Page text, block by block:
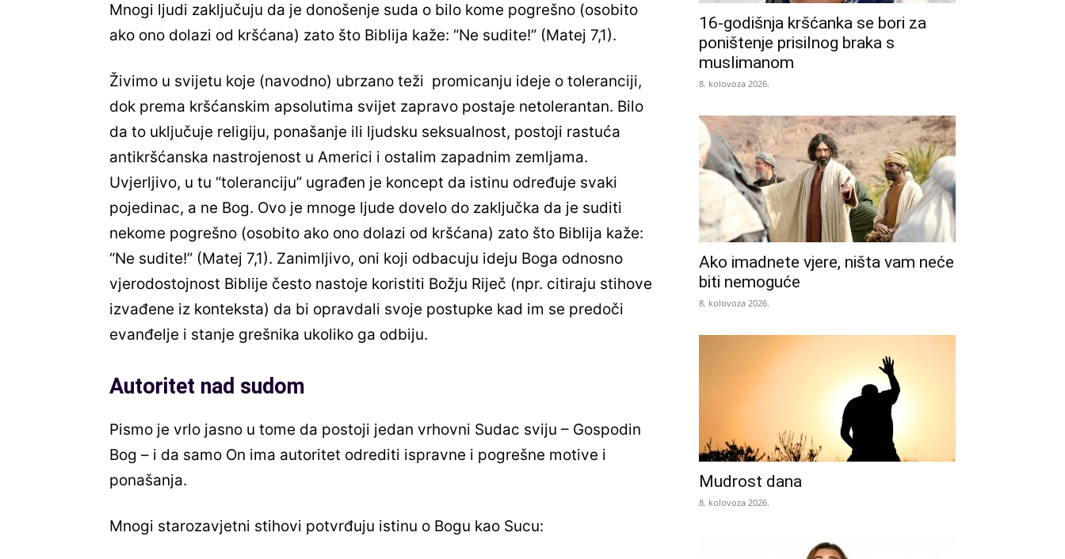
Mnogi ljudi zaključuju da je donošenje suda o bilo kome pogrešno (osobito
ako ono dolazi od kršćana) zato što Biblija kaže: “Ne sudite!” (Matej 7,1).
Živimo u svijetu koje (navodno) ubrzano teži promicanju ideje o toleranciji,
dok prema kršćanskim apsolutima svijet zapravo postaje netolerantan. Bilo
da to uključuje religiju, ponašanje ili ljudsku seksualnost, postoji rastuća
antikršćanska nastrojenost u Americi i ostalim zapadnim zemljama.
Uvjerljivo, u tu “toleranciju” ugrađen je koncept da istinu određuje svaki
pojedinac, a ne Bog. Ovo je mnoge ljude dovelo do zaključka da je suditi
nekome pogrešno (osobito ako ono dolazi od kršćana) zato što Biblija kaže:
“Ne sudite!” (Matej 7,1). Zanimljivo, oni koji odbacuju ideju Boga odnosno
vjerodostojnost Biblije često nastoje koristiti Božju Riječ (npr. citiraju stihove
izvađene iz konteksta) da bi opravdali svoje postupke kad im se predoči
evanđelje i stanje grešnika ukoliko ga odbiju.
Autoritet nad sudom
Pismo je vrlo jasno u tome da postoji jedan vrhovni Sudac sviju – Gospodin
Bog – i da samo On ima autoritet odrediti ispravne i pogrešne motive i
ponašanja.
Mnogi starozavjetni stihovi potvrđuju istinu o Bogu kao Sucu:
16-godišnja kršćanka se bori za
poništenje prisilnog braka s
muslimanom
8. kolovoza 2026.
Ako imadnete vjere, ništa vam neće
biti nemoguće
8. kolovoza 2026.
Mudrost dana
8. kolovoza 2026.